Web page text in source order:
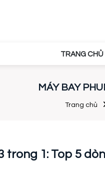
TRANG CHỦ
MÁY BAY
Trang chủ
trong 1: Top 5